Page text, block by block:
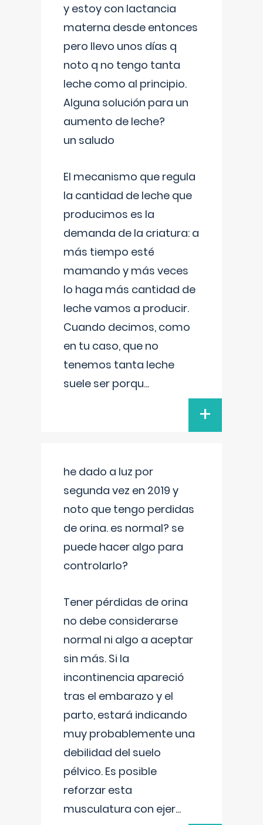
y estoy con lactancia
materna desde entonces
pero llevo unos días q
noto q no tengo tanta
leche como al principio.
Alguna solución para un
aumento de leche?
un saludo
El mecanismo que regula
la cantidad de leche que
producimos es la
demanda de la criatura: a
más tiempo esté
mamando y más veces
lo haga más cantidad de
leche vamos a producir.
Cuando decimos, como
en tu caso, que no
tenemos tanta leche
suele ser porqu...
+
he dado a luz por
segunda vez en 2019 y
noto que tengo perdidas
de orina. es normal? se
puede hacer algo para
controlarlo?
Tener pérdidas de orina
no debe considerarse
normal ni algo a aceptar
sin más. Si la
incontinencia apareció
tras el embarazo y el
parto, estará indicando
muy probablemente una
debilidad del suelo
pélvico. Es posible
reforzar esta
musculatura con ejer...